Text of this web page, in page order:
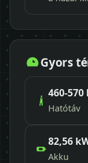
Gyors
460-570
Hatótáv
82,56
Akku